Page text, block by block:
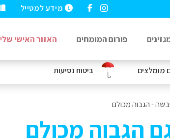
מומלצים ביטוח נסיעות
מידע למטייל
פורום המומחים האזור האישי שלי
- הגבוה מכולם
הגבוה מכולם